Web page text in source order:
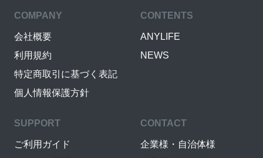
COMPANY
会社概要
利用規約
特定商取引に基づく表記
個人情報保護方針
CONTENTS
ANYLIFE
NEWS
SUPPORT
ご利用ガイド
CONTACT
企業様・自治体様